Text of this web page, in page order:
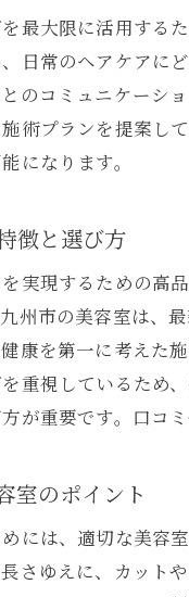
北九
最大限に活用する
日常のヘアケアに
のコミュニケーシ
術プランを提案し
になります。
徴と選び方
実現するための高
州市の美容室は、
康を第一に考えた
重視しているため
が重要です。口コ
室のポイント
には、適切な美容
さゆえに、カット